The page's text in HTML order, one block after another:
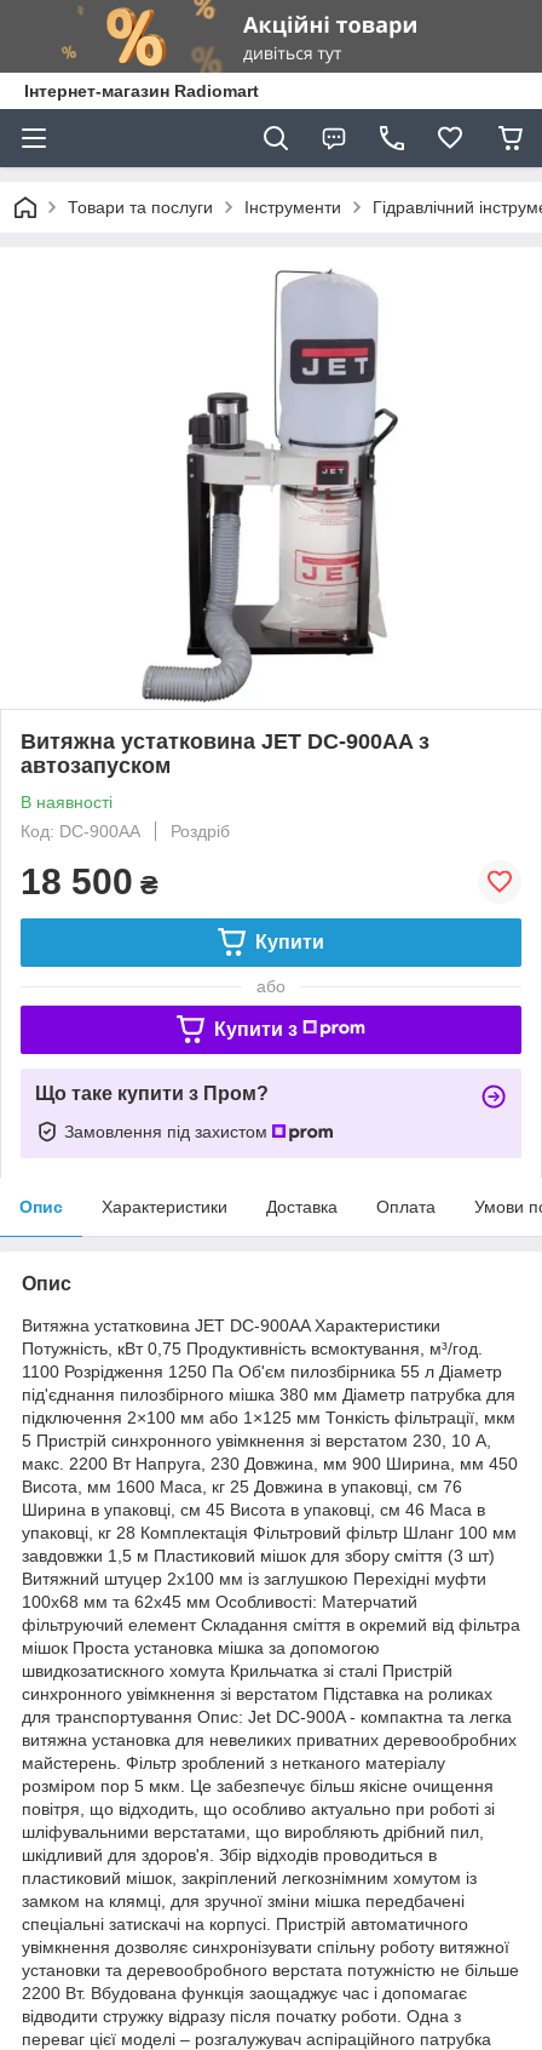
Інтернет-магазин Radiomart
Товари та послуги Інструменти Гідравлічний
Витяжна устатковина JET DC-900AA з
автозапуском
В наявності
Код: DC-900AA
Роздріб
18 500 ₴
Купити
або
Купити з
Що таке купити з Пром?
Замовлення під захистом
Опис Характеристики Доставка Оплата Умови
Опис
Витяжна устатковина JET DC-900AA Характеристики
Потужність, кВт 0,75 Продуктивність всмоктування, м³/год.
1100 Розрідження 1250 Па Об'єм пилозбірника 55 л Діаметр
під'єднання пилозбірного мішка 380 мм Діаметр патрубка для
підключення 2×100 мм або 1×125 мм Тонкість фільтрації, мкм
5 Пристрій синхронного увімкнення зі верстатом 230, 10 А,
макс. 2200 Вт Напруга, 230 Довжина, мм 900 Ширина, мм 450
Висота, мм 1600 Маса, кг 25 Довжина в упаковці, см 76
Ширина в упаковці, см 45 Висота в упаковці, см 46 Маса в
упаковці, кг 28 Комплектація Фільтровий фільтр Шланг 100 мм
завдовжки 1,5 м Пластиковий мішок для збору сміття (3 шт)
Витяжний штуцер 2х100 мм із заглушкою Перехідні муфти
100х68 мм та 62х45 мм Особливості: Матерчатий
фільтруючий елемент Складання сміття в окремий від фільтра
мішок Проста установка мішка за допомогою
швидкозатискного хомута Крильчатка зі сталі Пристрій
синхронного увімкнення зі верстатом Підставка на роликах
для транспортування Опис: Jet DC-900A - компактна та легка
витяжна установка для невеликих приватних деревообробних
майстерень. Фільтр зроблений з нетканого матеріалу
розміром пор 5 мкм. Це забезпечує більш якісне очищення
повітря, що відходить, що особливо актуально при роботі зі
шліфувальними верстатами, що виробляють дрібний пил,
шкідливий для здоров'я. Збір відходів проводиться в
пластиковий мішок, закріплений легкознімним хомутом із
замком на клямці, для зручної зміни мішка передбачені
спеціальні затискачі на корпусі. Пристрій автоматичного
увімкнення дозволяє синхронізувати спільну роботу витяжної
установки та деревообробного верстата потужністю не більше
2200 Вт. Вбудована функція заощаджує час і допомагає
відводити стружку відразу після початку роботи. Одна з
переваг цієї моделі – розгалужувач аспіраційного патрубка